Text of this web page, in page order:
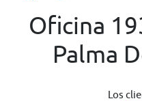
Oficina
Palma
Los